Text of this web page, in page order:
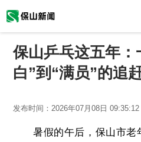
保山乒乓这五年
白”到“满员”的追
发布时间： 2026年07月08日 09:35:12
暑假的午后，保山市老